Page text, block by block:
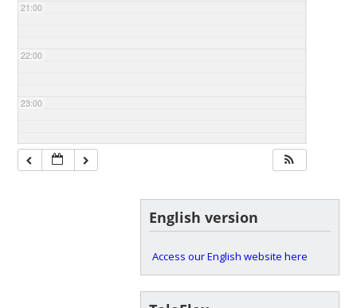
21:00
22:00
23:00
English version
Access our English website here